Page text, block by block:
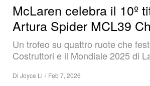
McLaren celebra il 10º
Artura Spider MCL39
Un trofeo su quattro ruote che
Costruttori e il Mondiale 2025 di
Di Joyce Li / Feb 7, 2026